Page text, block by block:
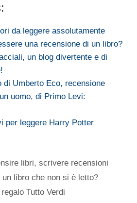
da leggere assolutamente
una recensione di un libro?
un blog divertente e di
di Umberto Eco, recensione
uomo, di Primo Levi:
per leggere Harry Potter
libri,scrivere recensioni
un libro che non si è letto?
Tutto Verdi